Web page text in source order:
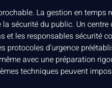
La gestion en temps
sécurité du public. Un
et les responsables sécurité
protocoles d’urgence
avec une préparation
techniques peuvent